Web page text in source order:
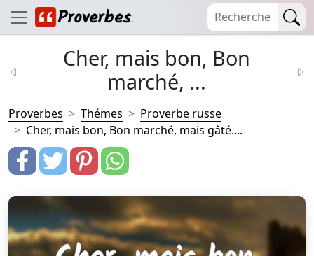
Cher, mais bon, Bon
marché, ...
Proverbes Thémes
Proverbe russe
Cher, mais bon, Bon marché, mais gâté....